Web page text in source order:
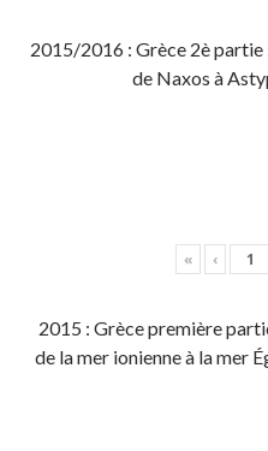
2015/2016 : Grèce 2è
de Naxos à
« ‹
2015 : Grèce première
de la mer ionienne à la mer